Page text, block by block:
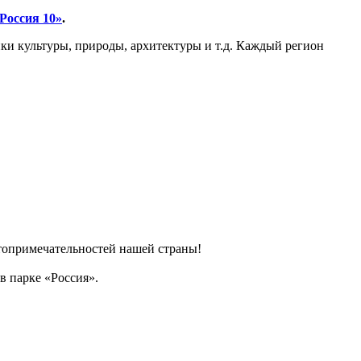
10».
культуры, природы, архитектуры и т.д. Каждый регион
нашей страны!
парке «Россия».